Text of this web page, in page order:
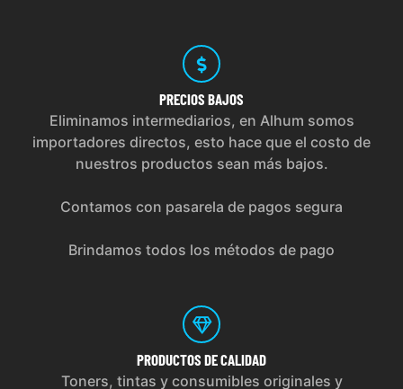
PRECIOS BAJOS
Eliminamos intermediarios, en Alhum somos
importadores directos, esto hace que el costo de
nuestros productos sean más bajos.
Contamos con pasarela de pagos segura
Brindamos todos los métodos de pago
PRODUCTOS DE CALIDAD
Toners, tintas y consumibles originales y